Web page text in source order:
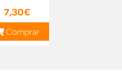
7,30€
Comprar